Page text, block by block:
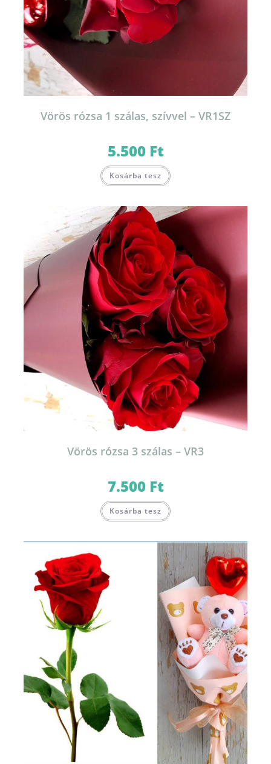
Vörös rózsa 1 szálas, szívvel – VR1SZ
5.500 Ft
Kosárba tesz
Vörös rózsa 3 szálas – VR3
7.500 Ft
Kosárba tesz